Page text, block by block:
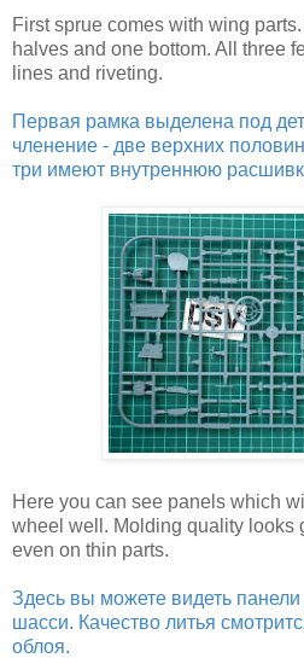
First sprue comes with wing
halves and one bottom. All three
lines and riveting.
Первая рамка выделена под
членение - две верхних
три имеют внутреннюю
Here you can see panels which
wheel well. Molding quality looks
even on thin parts.
Здесь вы можете видеть
шасси. Качество литья
облоя.